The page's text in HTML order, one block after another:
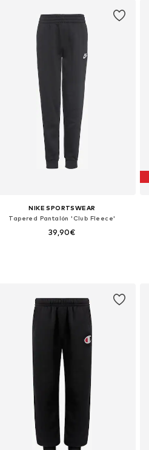
NIKE SPORTSWEAR
Tapered Pantalón 'Club Fleece'
39,90€